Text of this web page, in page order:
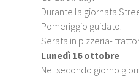
Durante la giornata
Pomeriggio guidato.
Serata in pizzeria-
Lunedì 16 ottobre
Nel secondo giorno